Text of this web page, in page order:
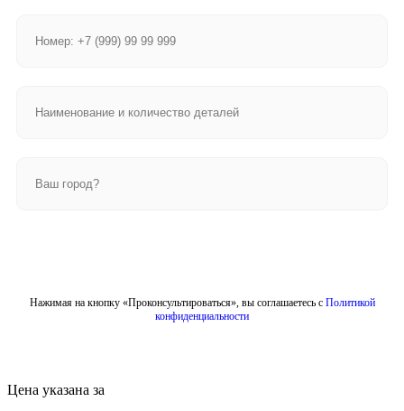
Нажимая на кнопку «Проконсультироваться», вы соглашаетесь с Политикой
конфиденциальности
Цена указана за